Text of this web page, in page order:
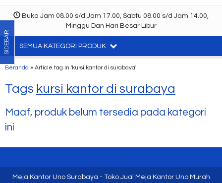
Buka Jam 08.00 s/d Jam 17.00, Sabtu 08.00 s/d Jam 14.00,
Minggu Dan Hari Besar Libur
SEMUA KATEGORI PRODUK
Beranda » Article tag in 'kursi kantor di surabaya'
Tags kursi kantor di surabaya
Maaf, produk belum tersedia pada kategori
ini
SIDEBAR
Meja Kantor Uno Surabaya - Toko Jual Meja Kantor Uno Murah